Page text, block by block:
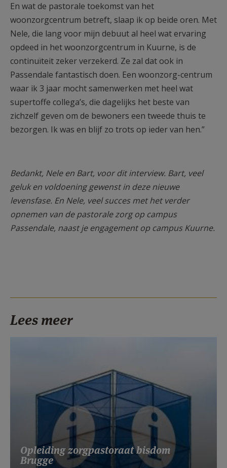
En wat de pastorale toekomst van het
woonzorgcentrum betreft, slaap ik op beide oren. Met
Nele, die lang voor mijn debuut al heel wat ervaring
opdeed in het woonzorgcentrum in Kuurne, is de
continuïteit zeker verzekerd. Ze zal dat ook in
Passendale fantastisch doen. Een woonzorg-centrum
waar ik 3 jaar mocht samenwerken met heel wat
supertoffe collega’s, die dagelijks het beste van
zichzelf geven om de bewoners een tweede thuis te
bezorgen. Ik was en blijf zo trots op ieder van hen.”
Bedankt, Nele en Bart, voor dit interview. Bart, veel
geluk en voldoening gewenst in deze nieuwe
levensfase. En Nele, veel succes met het verder
opnemen van de pastorale zorg op campus
Passendale, naast je engagement op campus Kuurne.
Lees meer
Opleiding zorgpastoraat bisdom
Brugge